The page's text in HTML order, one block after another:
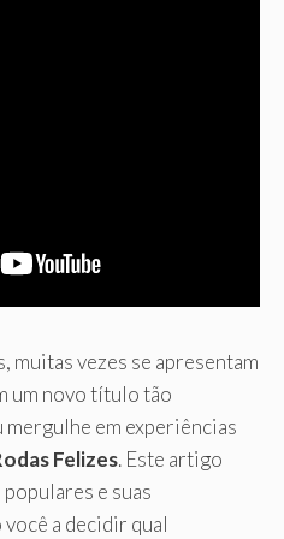
muitas vezes se apresentam
um novo título tão
mergulhe em experiências
Felizes. Este artigo
e suas
a decidir qual